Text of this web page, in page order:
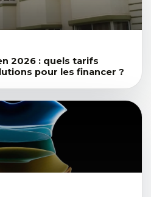
2026 : quels tarifs
pour les financer ?